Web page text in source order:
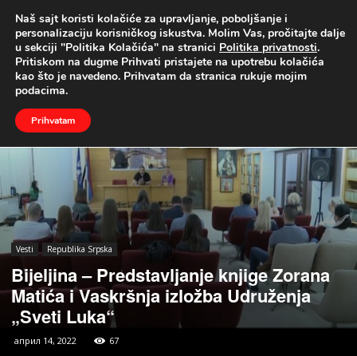
UŽIVO
Naslovna Vesti Republika Srpska
Vesti Republika Srpska
Bijeljina – Predstavljanje knjige Zorana
Matića i Vaskršnja izložba Udruženja
„Sveti Luka“
април 14, 2022 67
Naš sajt koristi kolačiće za upravljanje, poboljšanje i
personalizaciju korisničkog iskustva. Molim Vas, pročitajte dalje
u sekciji "Politika Kolačića" na stranici Politika privatnosti.
Pritiskom na dugme Prihvati pristajete na upotrebu kolačića
kao što je navedeno. Prihvatam da stranica rukuje mojim
podacima.
Prihvatam